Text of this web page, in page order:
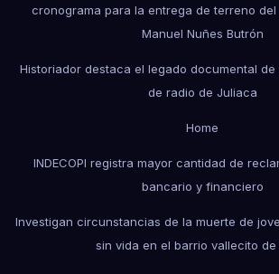
cronograma para la entrega de terreno
Manuel Nuñes Butrón
Historiador destaca el legado documental de
de radio de Juliaca
Home
INDECOPI registra mayor cantidad de
bancario y financiero
Investigan circunstancias de la muerte de
sin vida en el barrio vallecito de